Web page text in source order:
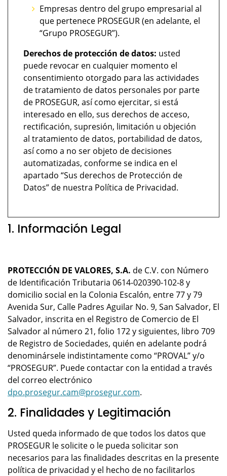
Empresas dentro del grupo empresarial al
que pertenece PROSEGUR (en adelante, el
“Grupo PROSEGUR”).
Derechos de protección de datos: usted
puede revocar en cualquier momento el
consentimiento otorgado para las actividades
de tratamiento de datos personales por parte
de PROSEGUR, así como ejercitar, si está
interesado en ello, sus derechos de acceso,
rectificación, supresión, limitación u objeción
al tratamiento de datos, portabilidad de datos,
así como a no ser objeto de decisiones
automatizadas, conforme se indica en el
apartado “Sus derechos de Protección de
Datos” de nuestra Política de Privacidad.
1. Información Legal
PROTECCIÓN DE VALORES, S.A. de C.V. con Número
de Identificación Tributaria 0614-020390-102-8 y
domicilio social en la Colonia Escalón, entre 77 y 79
Avenida Sur, Calle Padres Aguilar No. 9, San Salvador, El
Salvador, inscrita en el Registro de Comercio de El
Salvador al número 21, folio 172 y siguientes, libro 709
de Registro de Sociedades, quién en adelante podrá
denominársele indistintamente como “PROVAL” y/o
“PROSEGUR”. Puede contactar con la entidad a través
del correo electrónico
dpo.prosegur.cam@prosegur.com.
2. Finalidades y Legitimación
Usted queda informado de que todos los datos que
PROSEGUR le solicite o le pueda solicitar son
necesarios para las finalidades descritas en la presente
política de privacidad y el hecho de no facilitarlos